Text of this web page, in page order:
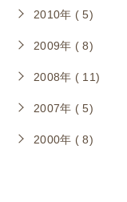
2010年 ( 5)
2009年 ( 8)
2008年 ( 11)
2007年 ( 5)
2000年 ( 8)